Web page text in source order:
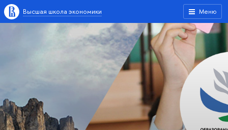
Меню
Высшая школа экономики